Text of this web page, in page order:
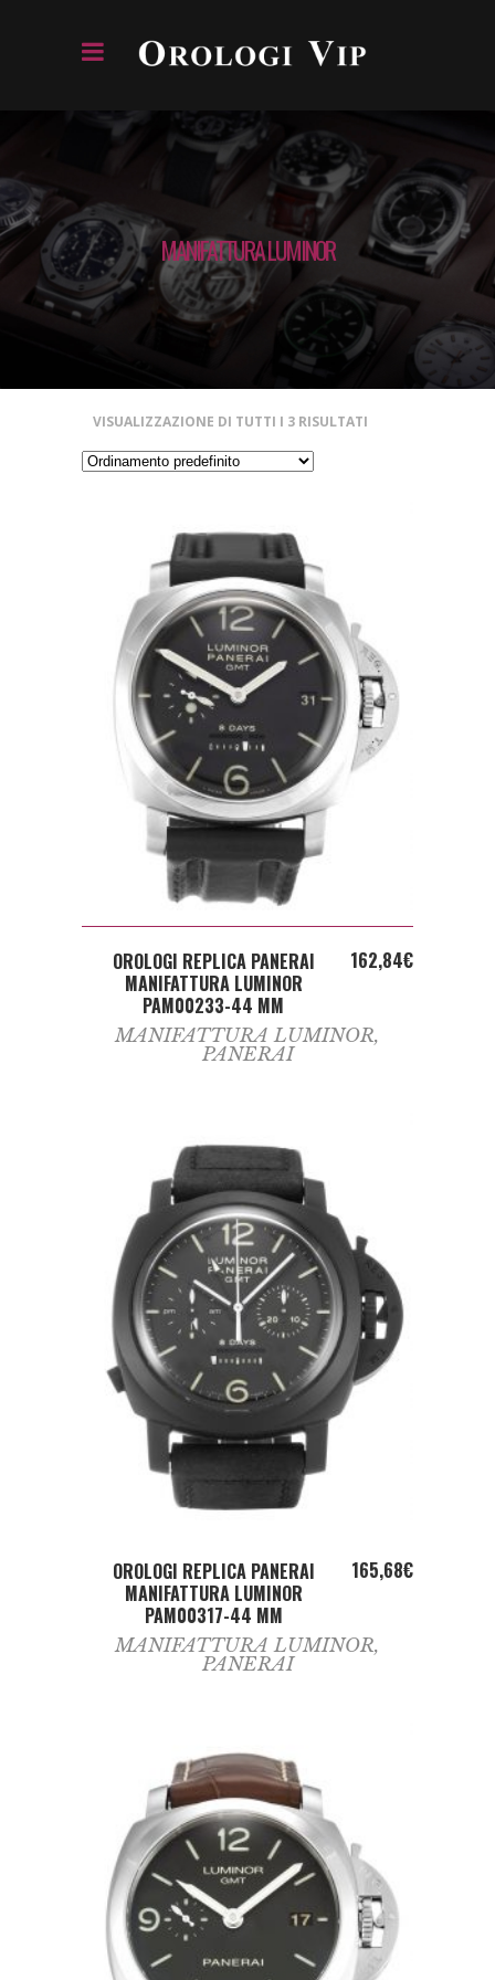
MANIFATTURA LUMINOR
VISUALIZZAZIONE DI TUTTI I 3 RISULTATI
ADD TO CART
OROLOGI REPLICA PANERAI
MANIFATTURA LUMINOR
PAM00233-44 MM
162,84€
MANIFATTURA LUMINOR,
PANERAI
ADD TO CART
OROLOGI REPLICA PANERAI
MANIFATTURA LUMINOR
PAM00317-44 MM
165,68€
MANIFATTURA LUMINOR,
PANERAI